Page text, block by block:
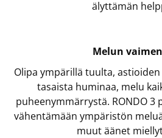
älyttämän
Melun
Olipa ympärillä tuulta,
tasaista huminaa, melu
puheenymmärrystä. RONDO
vähentämään ympäristön
muut äänet